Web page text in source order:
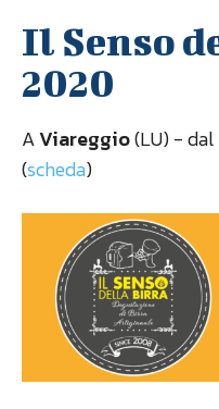
Il Senso
2020
AViareggio(LU) -
(scheda)